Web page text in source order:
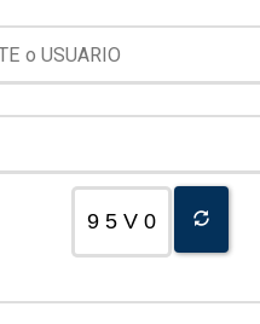
9 5 V 0